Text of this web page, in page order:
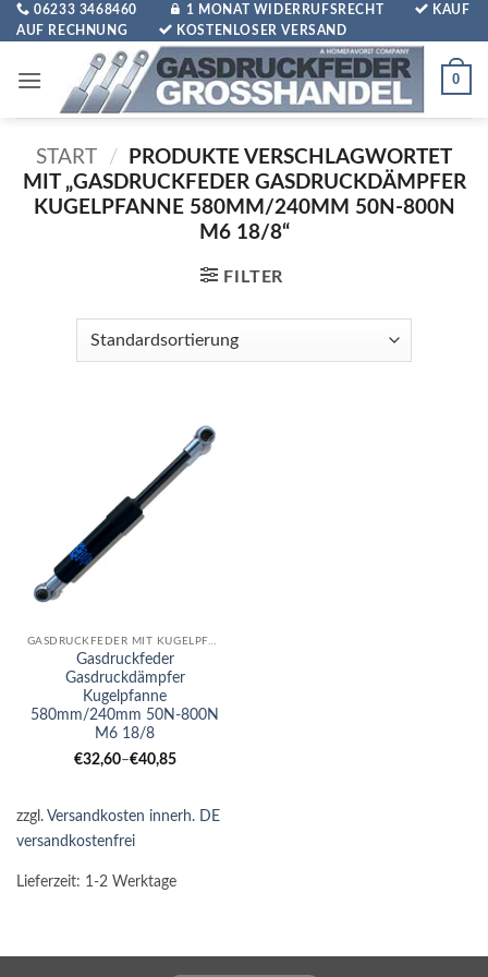
Zum
Inhalt
06233 3468460 1 MONAT WIDERRUFSRECHT
KAUF
AUF RECHNUNG
KOSTENLOSER VERSAND
0
START /
PRODUKTE VERSCHLAGWORTET
MIT „GASDRUCKFEDER GASDRUCKDÄMPFER
KUGELPFANNE 580MM/240MM 50N-800N
M6 18/8“
FILTER
GASDRUCKFEDER MIT KUGELPFANNE
Gasdruckfeder
Gasdruckdämpfer
Kugelpfanne
580mm/240mm 50N-800N
M6 18/8
€32,60–€40,85
zzgl. Versandkosten innerh. DE
versandkostenfrei
Lieferzeit: 1-2 Werktage